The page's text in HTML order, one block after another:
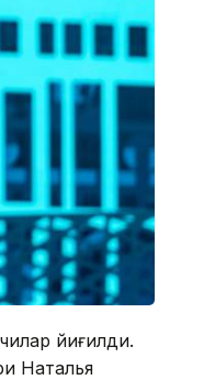
йиғилди.
Наталья